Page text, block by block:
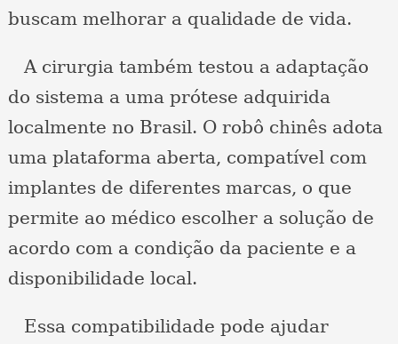
buscam melhorar a qualidade de vida.
A cirurgia também testou a adaptação
do sistema a uma prótese adquirida
localmente no Brasil. O robô chinês adota
uma plataforma aberta, compatível com
implantes de diferentes marcas, o que
permite ao médico escolher a solução de
acordo com a condição da paciente e a
disponibilidade local.
Essa compatibilidade pode ajudar